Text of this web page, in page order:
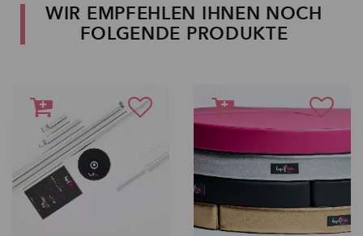
WIR EMPFEHLEN IHNEN NOCH
FOLGENDE PRODUKTE